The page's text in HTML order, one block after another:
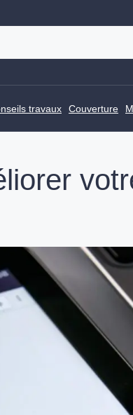
travaux Couverture